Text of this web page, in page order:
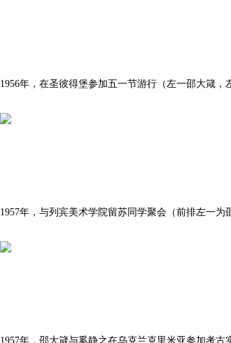
1956年，在圣彼得堡参加五一节游行（左一邵大箴，
1957年，与列宾美术学院留苏同学聚会（前排左一为
1957年，邵大箴与奚静之在乌克兰克里米亚参加考古